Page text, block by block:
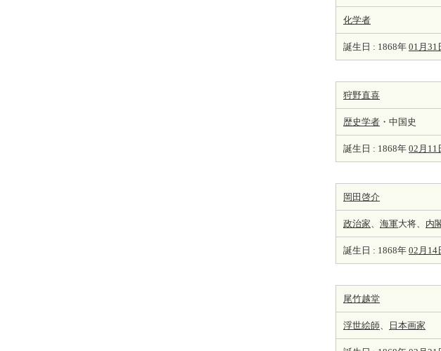
化学者
誕生日 : 1868年 01月31
狩野直喜
歴史学者 ・中国史
誕生日 : 1868年 02月11
岡田啓介
政治家、 海軍大将、 内
誕生日 : 1868年 02月14
尾竹越堂
浮世絵師、 日本画家